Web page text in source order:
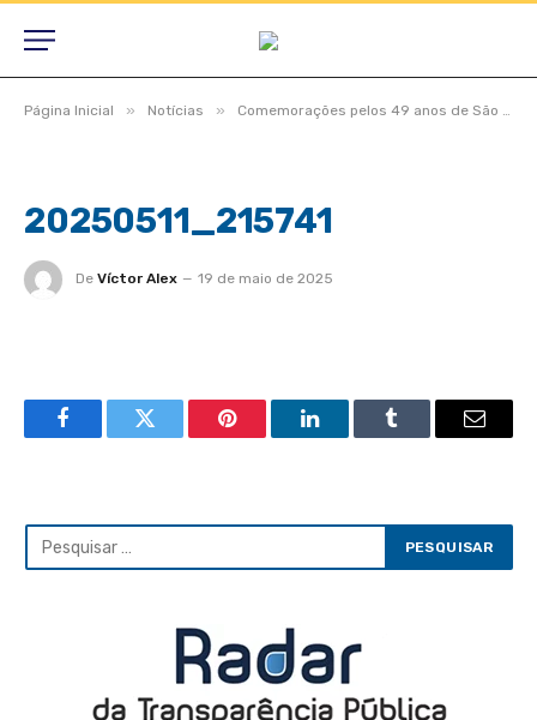
Página Inicial » Notícias » Comemorações pelos 49 anos de São Félix do Araguaia têm noite especial em homenagem às mães
20250511_215741
De Víctor Alex 19 de maio de 2025
FacebookTwitter Pinterest LinkedInTumblr Email